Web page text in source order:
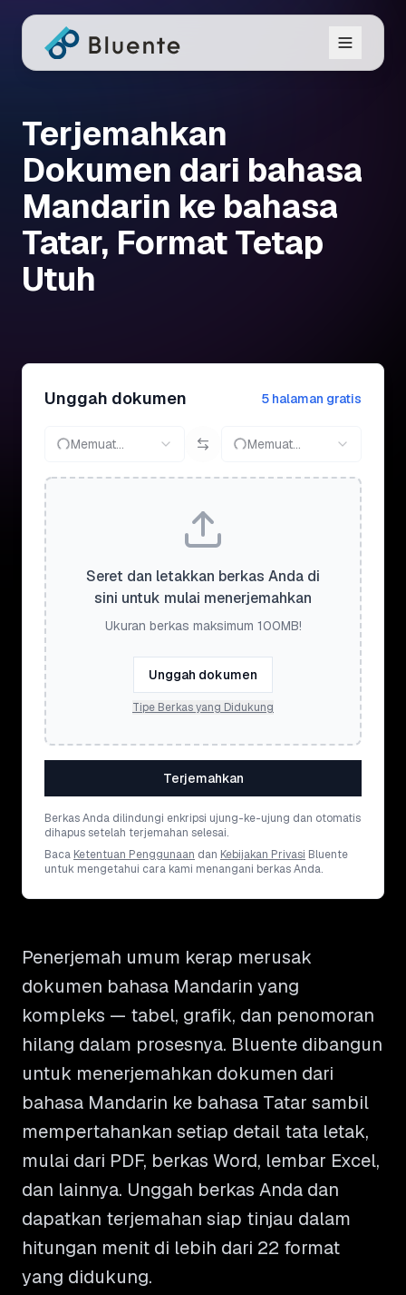
Terjemahkan
Dokumen dari bahasa
Mandarin ke bahasa
Tatar, Format Tetap
Utuh
Unggah dokumen 5 halaman gratis
Memuat... Memuat...
Seret dan letakkan berkas Anda di
sini untuk mulai menerjemahkan
Ukuran berkas maksimum 100MB!
Unggah dokumen
Tipe Berkas yang Didukung
Terjemahkan
Berkas Anda dilindungi enkripsi ujung-ke-ujung dan otomatis
dihapus setelah terjemahan selesai.
Baca Ketentuan Penggunaan dan Kebijakan Privasi Bluente
untuk mengetahui cara kami menangani berkas Anda.
Penerjemah umum kerap merusak
dokumen bahasa Mandarin yang
kompleks — tabel, grafik, dan penomoran
hilang dalam prosesnya. Bluente dibangun
untuk menerjemahkan dokumen dari
bahasa Mandarin ke bahasa Tatar sambil
mempertahankan setiap detail tata letak,
mulai dari PDF, berkas Word, lembar Excel,
dan lainnya. Unggah berkas Anda dan
dapatkan terjemahan siap tinjau dalam
hitungan menit di lebih dari 22 format
yang didukung.